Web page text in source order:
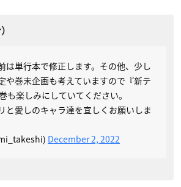
は単行本で修正します。その他、少し
や巻末企画も考えていますので『新テ
も楽しみにしていてください。
と愛しのキャラ達を宜しくお願いしま
December 2, 2022